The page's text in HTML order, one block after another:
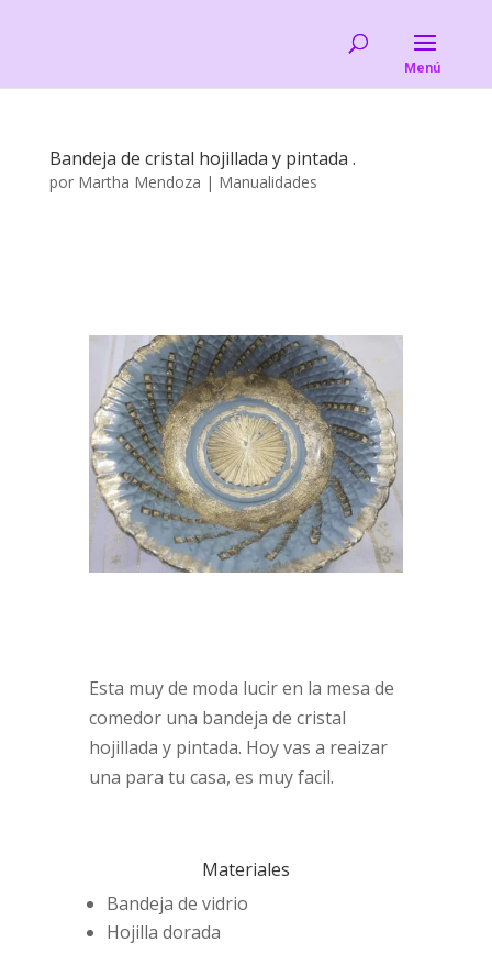
Bandeja de cristal hojillada y pintada .
por Martha Mendoza | Manualidades
Esta muy de moda lucir en la mesa de
comedor una bandeja de cristal
hojillada y pintada. Hoy vas a reaizar
una para tu casa, es muy facil.
Materiales
Bandeja de vidrio
Hojilla dorada